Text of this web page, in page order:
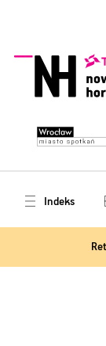
Indeks